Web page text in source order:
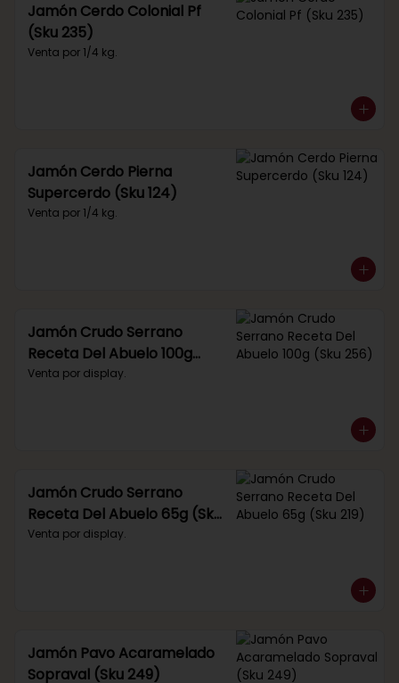
Jamón Cerdo Colonial Pf
(Sku 235)
Venta por 1/4 kg.
Jamón Cerdo Pierna
Supercerdo (Sku 124)
Venta por 1/4 kg.
Jamón Crudo Serrano
Receta Del Abuelo 100g
(Sku 256)
Venta por display.
Jamón Crudo Serrano
Receta Del Abuelo 65g (Sku
219)
Venta por display.
Jamón Pavo Acaramelado
Sopraval (Sku 249)